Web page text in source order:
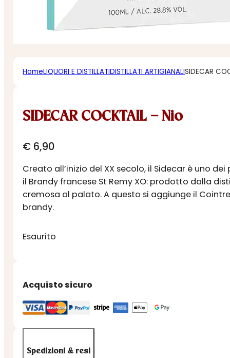
HomeLIQUORI E DISTILLATIDISTILLATI ARTIGIANALISIDECAR
SIDECAR COCKTAIL – Nio
€ 6,90
Creato all’inizio del XX secolo, il Sidecar è uno
il Brandy francese St Remy XO: prodotto dalla
cremosa al palato. A questo si aggiunge il
brandy.
Esaurito
Acquisto sicuro
Spedizioni & resi